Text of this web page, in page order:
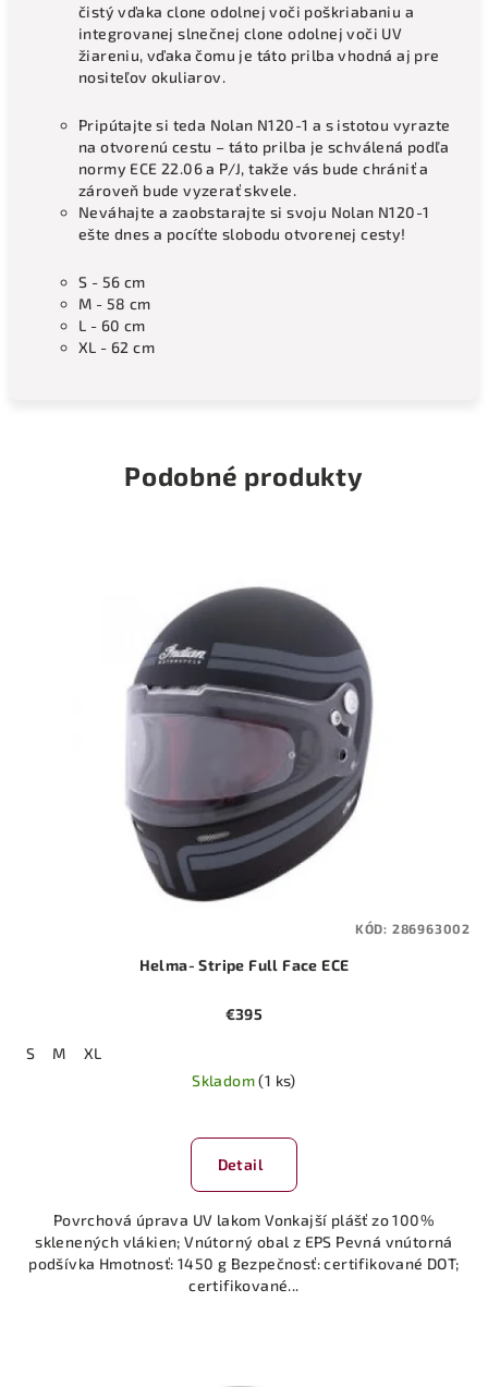
čistý vďaka clone odolnej voči poškriabaniu a
integrovanej slnečnej clone odolnej voči UV
žiareniu, vďaka čomu je táto prilba vhodná aj pre
nositeľov okuliarov.
Pripútajte si teda Nolan N120-1 a s istotou vyrazte
na otvorenú cestu – táto prilba je schválená podľa
normy ECE 22.06 a P/J, takže vás bude chrániť a
zároveň bude vyzerať skvele.
Neváhajte a zaobstarajte si svoju Nolan N120-1
ešte dnes a pocíťte slobodu otvorenej cesty!
S - 56 cm
M - 58 cm
L - 60 cm
XL - 62 cm
Podobné produkty
Helma- Stripe Full Face ECE
€395
S M
XL
Skladom(1 ks)
Detail
Povrchová úprava UV lakom Vonkajší plášť zo 100%
sklenených vlákien; Vnútorný obal z EPS Pevná vnútorná
podšívka Hmotnosť: 1450 g Bezpečnosť: certifikované DOT;
certifikované...
KÓD: 286963002